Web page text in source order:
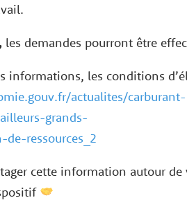
les demandes pourront être
informations, les conditions
actualites/carburant-
grands-
ressources_2
cette information autour